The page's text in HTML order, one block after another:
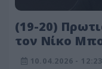
(19-20)
τον Νίκο
της10.04.2026 - 12:23